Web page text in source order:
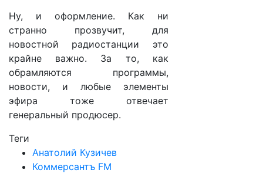
Ну, и оформление. Как ни
странно прозвучит, для
новостной радиостанции это
крайне важно. За то, как
обрамляются программы,
новости, и любые элементы
эфира тоже отвечает
генеральный продюсер.
Теги
Анатолий Кузичев
Коммерсантъ FM